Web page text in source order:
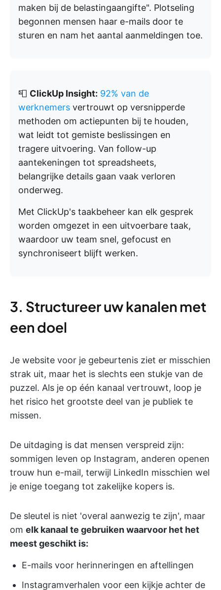
maken bij de belastingaangifte". Plotseling
begonnen mensen haar e-mails door te
sturen en nam het aantal aanmeldingen toe.
📮 ClickUp Insight: 92% van de
werknemers vertrouwt op versnipperde
methoden om actiepunten bij te houden,
wat leidt tot gemiste beslissingen en
tragere uitvoering. Van follow-up
aantekeningen tot spreadsheets,
belangrijke details gaan vaak verloren
onderweg.
Met ClickUp's taakbeheer kan elk gesprek
worden omgezet in een uitvoerbare taak,
waardoor uw team snel, gefocust en
synchroniseert blijft werken.
3. Structureer uw kanalen met
een doel
Je website voor je gebeurtenis ziet er misschien
strak uit, maar het is slechts een stukje van de
puzzel. Als je op één kanaal vertrouwt, loop je
het risico het grootste deel van je publiek te
missen.
De uitdaging is dat mensen verspreid zijn:
sommigen leven op Instagram, anderen openen
trouw hun e-mail, terwijl LinkedIn misschien wel
je enige toegang tot zakelijke kopers is.
De sleutel is niet 'overal aanwezig te zijn', maar
om elk kanaal te gebruiken waarvoor het het
meest geschikt is:
E-mails voor herinneringen en aftellingen
Instagramverhalen voor een kijkje achter de